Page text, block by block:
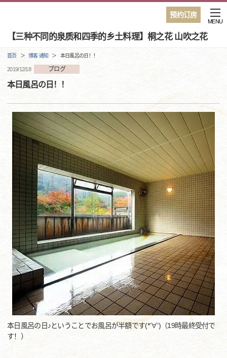
预约订房
【三种不同的泉质和四季的乡土料理】桐之花 山吹之花
MENU
首页 博客·通知 本日風呂の日！！
2019/12/18 ブログ
本日風呂の日！！
本日風呂の日♪ということでお風呂が半額です(*‘∀‘)（19時最終受付で
す！）